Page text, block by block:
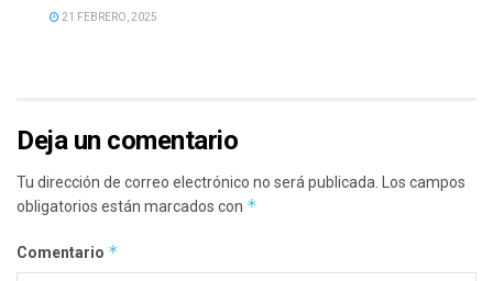
21 FEBRERO, 2025
Deja un comentario
Tu dirección de correo electrónico no será publicada.
Los campos
obligatorios están marcados con *
Comentario *